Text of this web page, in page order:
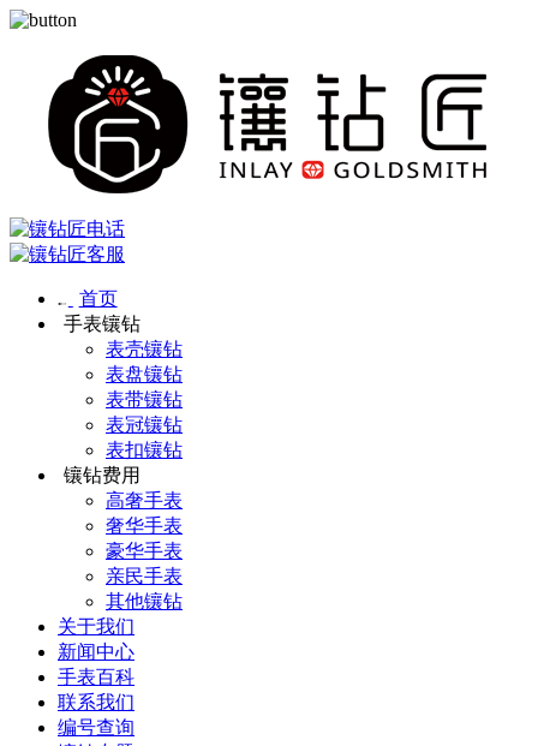
首页
手表镶钻
表壳镶钻
表盘镶钻
表带镶钻
表冠镶钻
表扣镶钻
镶钻费用
高奢手表
奢华手表
豪华手表
亲民手表
其他镶钻
关于我们
新闻中心
手表百科
联系我们
编号查询